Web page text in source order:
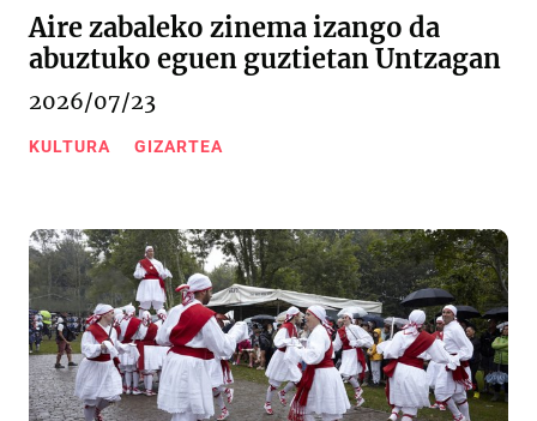
Aire zabaleko zinema izango da
abuztuko eguen guztietan Untzagan
2026/07/23
KULTURA GIZARTEA